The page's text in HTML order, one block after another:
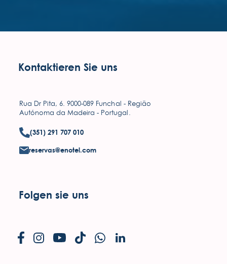
Kontaktieren Sie uns
Rua Dr Pita, 6. 9000-089 Funchal - Região
Autónoma da Madeira - Portugal.
(351) 291 707 010
reservas@enotel.com
Folgen sie uns